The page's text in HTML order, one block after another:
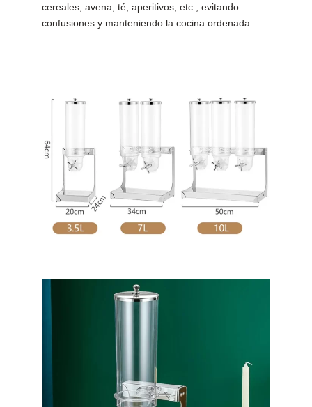
cereales, avena, té, aperitivos, etc., evitando
confusiones y manteniendo la cocina ordenada.